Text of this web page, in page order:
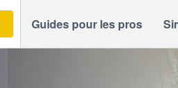
Guides pour les pros